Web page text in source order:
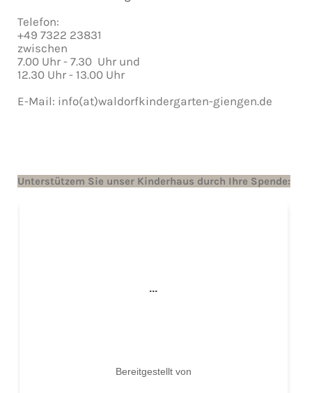
Telefon:
+49 7322 23831
zwischen
7.00 Uhr - 7.30 Uhr und
12.30 Uhr - 13.00 Uhr
E-Mail: info(at)waldorfkindergarten-giengen.de
Unterstützem Sie unser Kinderhaus durch Ihre Spende: